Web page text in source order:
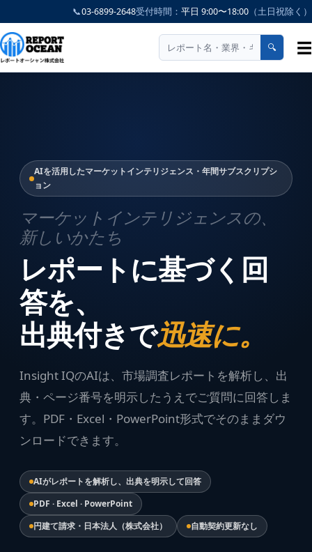
📞03-6899-2648受付時間： 平日 9:00〜18:00 （土日祝除く）
🔍 ☰
AIを活用したマーケットインテリジェンス・年間サブスクリプシ
ョン
マーケットインテリジェンスの、
新しいかたち
レポートに基づく回
答を、
出典付きで迅速に。
Insight IQのAIは、市場調査レポートを解析し、出
典・ページ番号を明示したうえでご質問に回答しま
す。PDF・Excel・PowerPoint形式でそのままダウ
ンロードできます。
AIがレポートを解析し、出典を明示して回答
PDF · Excel · PowerPoint
円建て請求・日本法人（株式会社）
自動契約更新なし